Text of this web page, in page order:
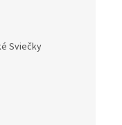
Sviečky